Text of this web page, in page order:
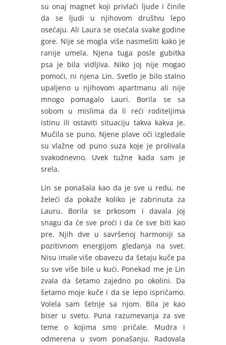
su onaj magnet koji privlači ljude i činile
da se ljudi u njihovom društvu lepo
osećaju. Ali Laura se osećala svake godine
gore. Nije se mogla više nasmešiti kako je
ranije umela. Njena tuga posle gubitka
psa je bila vidljiva. Niko joj nije mogao
pomoći, ni njena Lin. Svetlo je bilo stalno
upaljeno u njihovom apartmanu ali nije
mnogo pomagalo Lauri. Borila se sa
sobom u mislima da li reći roditeljima
istinu ili ostaviti situaciju takva kakva je.
Mučila se puno. Njene plave oči izgledale
su vlažne od puno suza koje je prolivala
svakodnevno. Uvek tužne kada sam je
srela.
Lin se ponašala kao da je sve u redu, ne
želeći da pokaže koliko je zabrinuta za
Lauru. Borila se prkosom i davala joj
snagu da će sve proći i da će sve biti kao
pre. Njih dve u savršenoj harmoniji sa
pozitivnom energijom gledanja na svet.
Nisu imale više obavezu da šetaju kuče pa
su sve više bile u kući. Ponekad me je Lin
zvala da šetamo zajedno po okolini. Da
šetamo moje kuče i da se lepo ispričamo.
Volela sam šetnje sa njom. Bila je kao
biser u svetu. Puna razumevanja za sve
teme o kojima smo pričale. Mudra i
odmerena u svom ponašanju. Radovala